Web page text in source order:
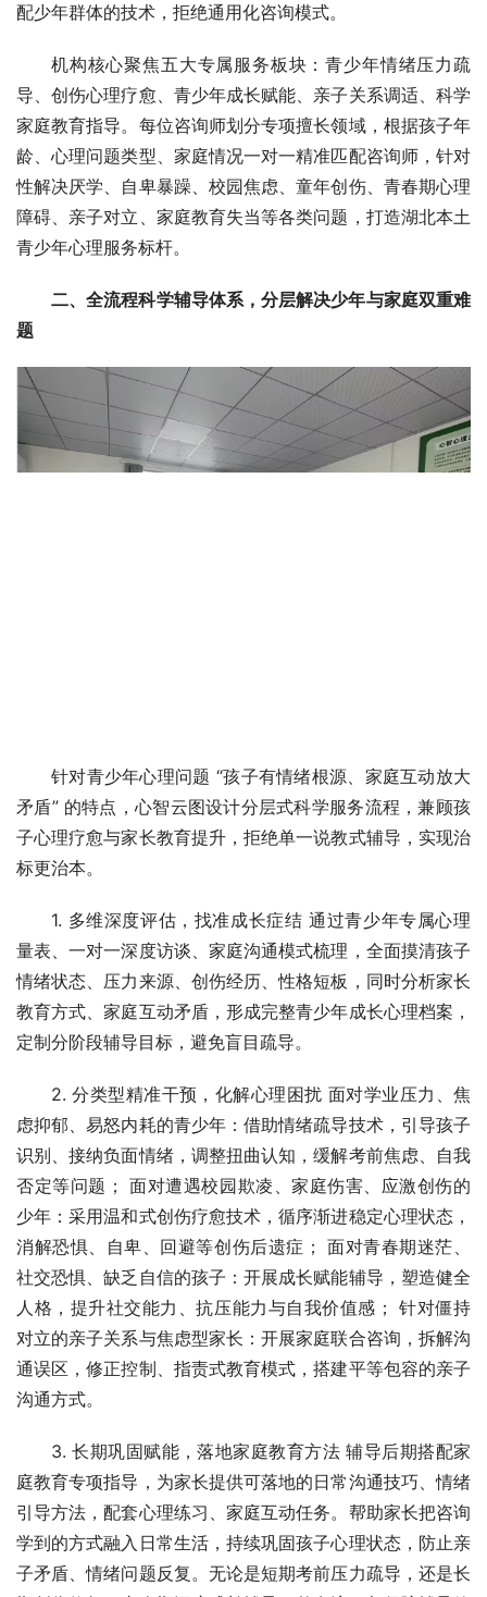
配少年群体的技术，拒绝通用化咨询模式。
机构核心聚焦五大专属服务板块：青少年情绪压力疏
导、创伤心理疗愈、青少年成长赋能、亲子关系调适、科学
家庭教育指导。每位咨询师划分专项擅长领域，根据孩子年
龄、心理问题类型、家庭情况一对一精准匹配咨询师，针对
性解决厌学、自卑暴躁、校园焦虑、童年创伤、青春期心理
障碍、亲子对立、家庭教育失当等各类问题，打造湖北本土
青少年心理服务标杆。
二、全流程科学辅导体系，分层解决少年与家庭双重难
题
针对青少年心理问题 “孩子有情绪根源、家庭互动放大
矛盾” 的特点，心智云图设计分层式科学服务流程，兼顾孩
子心理疗愈与家长教育提升，拒绝单一说教式辅导，实现治
标更治本。
1. 多维深度评估，找准成长症结 通过青少年专属心理
量表、一对一深度访谈、家庭沟通模式梳理，全面摸清孩子
情绪状态、压力来源、创伤经历、性格短板，同时分析家长
教育方式、家庭互动矛盾，形成完整青少年成长心理档案，
定制分阶段辅导目标，避免盲目疏导。
2. 分类型精准干预，化解心理困扰 面对学业压力、焦
虑抑郁、易怒内耗的青少年：借助情绪疏导技术，引导孩子
识别、接纳负面情绪，调整扭曲认知，缓解考前焦虑、自我
否定等问题； 面对遭遇校园欺凌、家庭伤害、应激创伤的
少年：采用温和式创伤疗愈技术，循序渐进稳定心理状态，
消解恐惧、自卑、回避等创伤后遗症； 面对青春期迷茫、
社交恐惧、缺乏自信的孩子：开展成长赋能辅导，塑造健全
人格，提升社交能力、抗压能力与自我价值感； 针对僵持
对立的亲子关系与焦虑型家长：开展家庭联合咨询，拆解沟
通误区，修正控制、指责式教育模式，搭建平等包容的亲子
沟通方式。
3. 长期巩固赋能，落地家庭教育方法 辅导后期搭配家
庭教育专项指导，为家长提供可落地的日常沟通技巧、情绪
引导方法，配套心理练习 、家庭互动任务。帮助家长把咨询
学到的方式融入日常生活，持续巩固孩子心理状态，防止亲
子矛盾、情绪问题反复。无论是短期考前压力疏导，还是长